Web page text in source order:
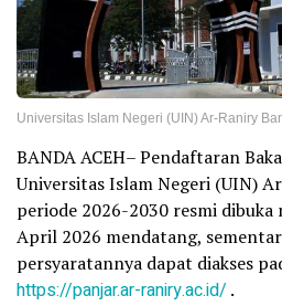
Universitas Islam Negeri (UIN) Ar-Raniry
BANDA ACEH– Pendaftaran
Universitas Islam Negeri (UIN)
periode 2026-2030 resmi dibuka
April 2026 mendatang,
persyaratannya dapat diakses
https://panjar.ar-raniry.ac.id/ .